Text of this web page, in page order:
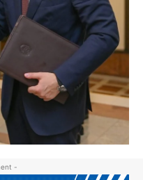
-